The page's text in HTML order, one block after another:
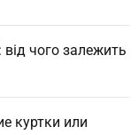
від чого залежить
куртки или